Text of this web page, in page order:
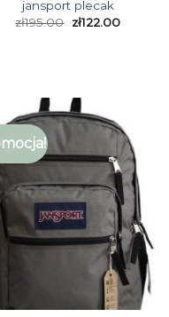
jansport plecak
zł195.00 zł122.00